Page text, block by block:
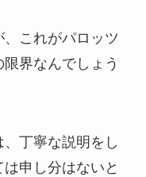
これがパロッツ
界なんでしょう
丁寧な説明をし
申し分はないと